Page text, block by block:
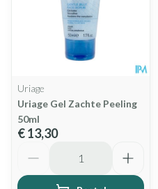
Uriage
Uriage Gel Zachte Peeling
50ml
€ 13,30